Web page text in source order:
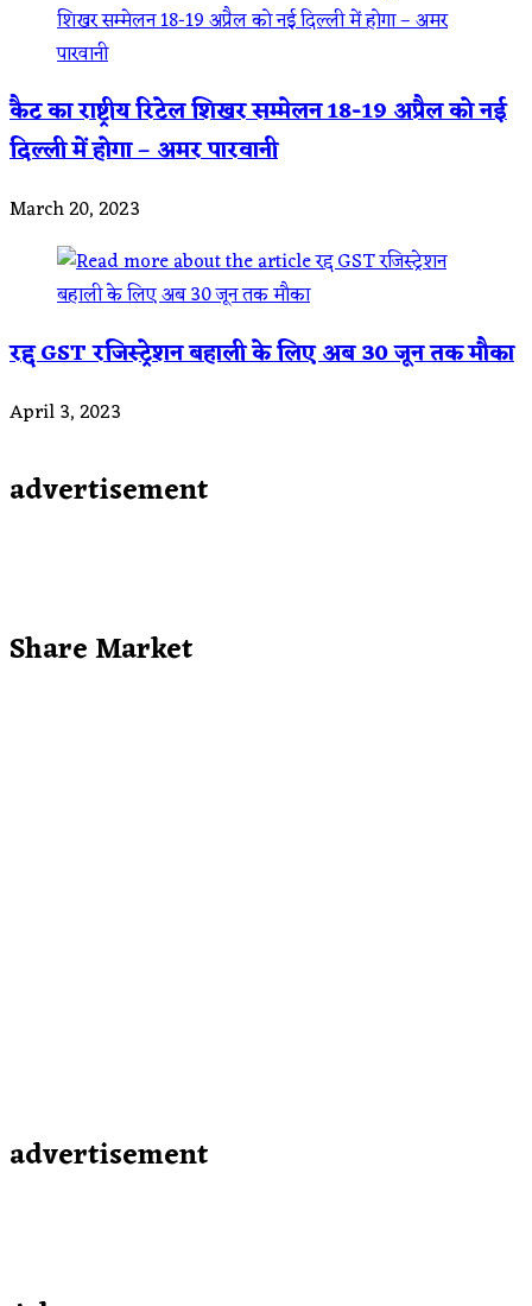
कैट का राष्ट्रीय रिटेल शिखर सम्मेलन 18-19 अप्रैल को नई
दिल्ली में होगा – अमर पारवानी
March 20, 2023
रद्द GST रजिस्ट्रेशन बहाली के लिए अब 30 जून तक मौका
April 3, 2023
advertisement
Share Market
advertisement